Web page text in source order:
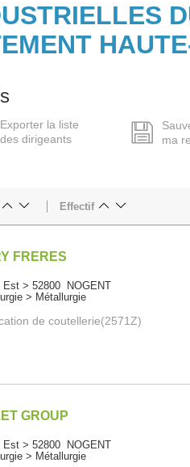
Exporter la liste
des dirigeants
ma
Effectif
FRERES
Est > 52800 NOGENT
> Métallurgie
de coutellerie(2571Z)
GROUP
Est > 52800 NOGENT
> Métallurgie